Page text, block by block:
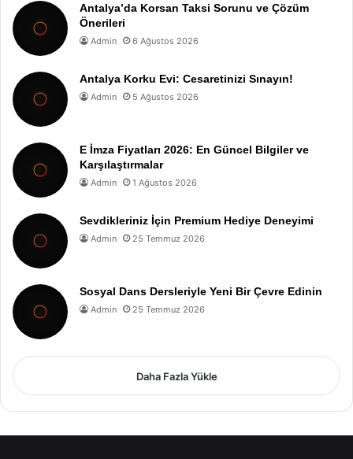
Antalya’da Korsan Taksi Sorunu ve Çözüm
Önerileri
Admin 6 Ağustos 2026
Antalya Korku Evi: Cesaretinizi Sınayın!
Admin 5 Ağustos 2026
E İmza Fiyatları 2026: En Güncel Bilgiler ve
Karşılaştırmalar
Admin 1 Ağustos 2026
Sevdikleriniz İçin Premium Hediye Deneyimi
Admin 25 Temmuz 2026
Sosyal Dans Dersleriyle Yeni Bir Çevre Edinin
Admin 25 Temmuz 2026
Daha Fazla Yükle